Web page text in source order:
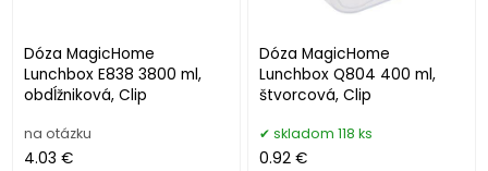
Dóza MagicHome
Lunchbox E838 3800 ml,
obdĺžniková, Clip
na otázku
4.03 €
Dóza MagicHome
Lunchbox Q804 400 ml,
štvorcová, Clip
skladom 118 ks
0.92 €